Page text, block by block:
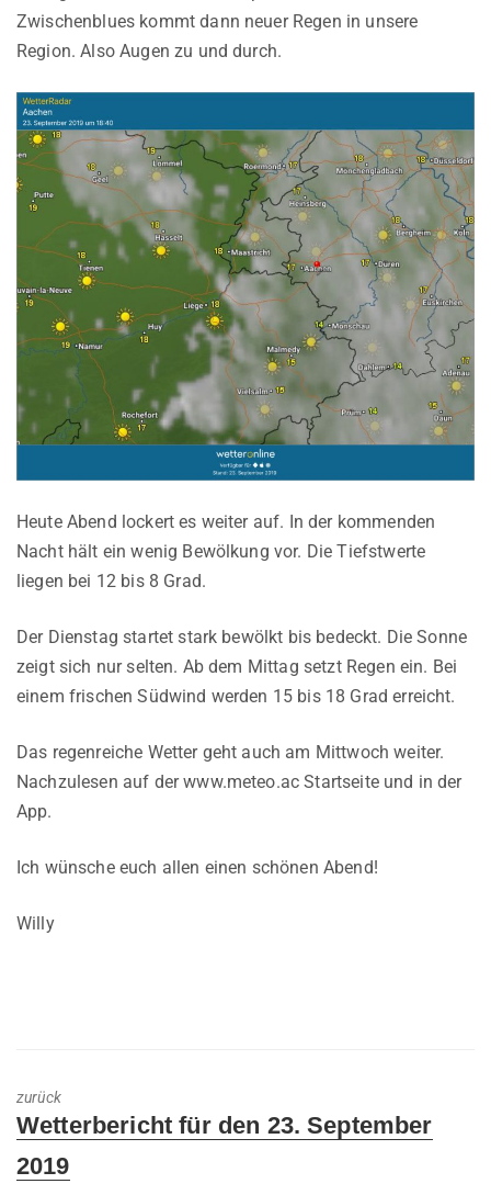
Zwischenblues kommt dann neuer Regen in unsere
Region. Also Augen zu und durch.
Heute Abend lockert es weiter auf. In der kommenden
Nacht hält ein wenig Bewölkung vor. Die Tiefstwerte
liegen bei 12 bis 8 Grad.
Der Dienstag startet stark bewölkt bis bedeckt. Die Sonne
zeigt sich nur selten. Ab dem Mittag setzt Regen ein. Bei
einem frischen Südwind werden 15 bis 18 Grad erreicht.
Das regenreiche Wetter geht auch am Mittwoch weiter.
Nachzulesen auf der www.meteo.ac Startseite und in der
App.
Ich wünsche euch allen einen schönen Abend!
Willy
zurück
Previous
Wetterbericht für den 23. September
2019